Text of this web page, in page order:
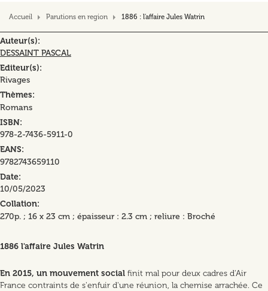
Accueil Parutions en region 1886 : l'affaire Jules Watrin
Auteur(s)
DESSAINT PASCAL
Editeur(s)
Rivages
Thèmes
Romans
ISBN
978-2-7436-5911-0
EANS
9782743659110
Date
10/05/2023
Collation
270p. ; 16 x 23 cm ; épaisseur : 2.3 cm ; reliure : Broché
1886 l'affaire Jules Watrin
En 2015, un mouvement social finit mal pour deux cadres d'Air
France contraints de s'enfuir d'une réunion, la chemise arrachée. Ce